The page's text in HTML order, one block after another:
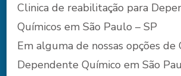
Clinica de reabilitação para
Químicos em São Paulo – SP
Em alguma de nossas opções de
Dependente Químico em São